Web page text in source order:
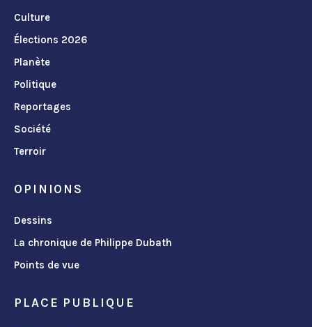
Culture
Élections 2026
Planète
Politique
Reportages
Société
Terroir
OPINIONS
Dessins
La chronique de Philippe Dubath
Points de vue
PLACE PUBLIQUE